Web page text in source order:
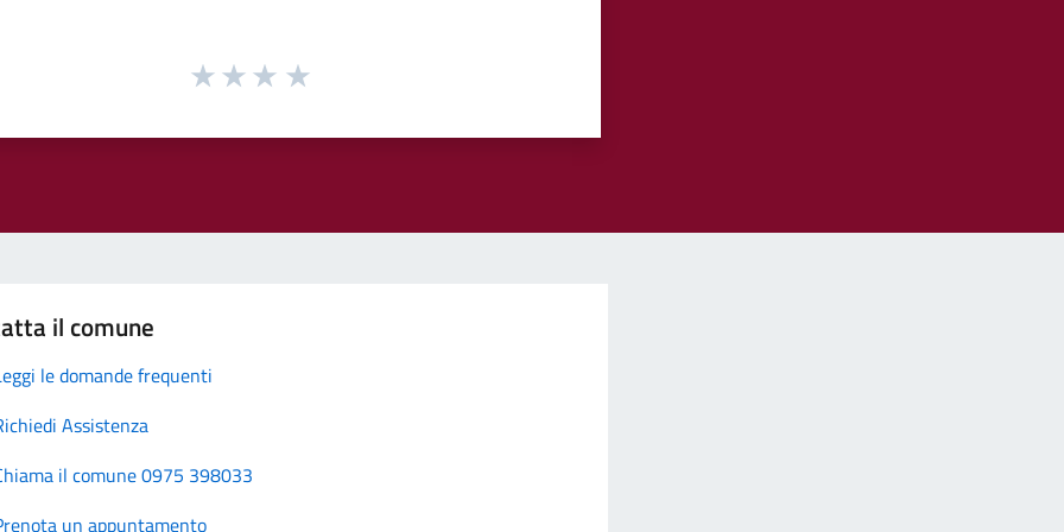
il comune
le domande frequenti
Assistenza
il comune 0975 398033
un appuntamento